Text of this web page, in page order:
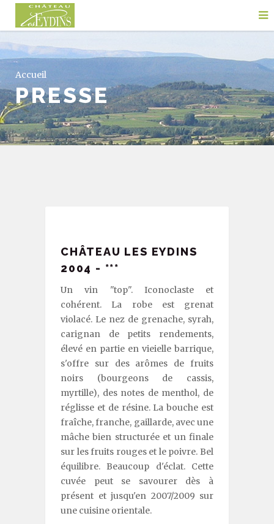
Accueil
PRESSE
CHÂTEAU LES EYDINS
2004 - ***
Un vin "top". Iconoclaste et
cohérent. La robe est grenat
violacé. Le nez de grenache, syrah,
carignan de petits rendements,
élevé en partie en vieielle barrique,
s'offre sur des arômes de fruits
noirs (bourgeons de cassis,
myrtille), des notes de menthol, de
réglisse et de résine. La bouche est
fraîche, franche, gaillarde, avec une
mâche bien structurée et un finale
sur les fruits rouges et le poivre. Bel
équilibre. Beaucoup d'éclat. Cette
cuvée peut se savourer dès à
présent et jusqu'en 2007/2009 sur
une cuisine orientale.